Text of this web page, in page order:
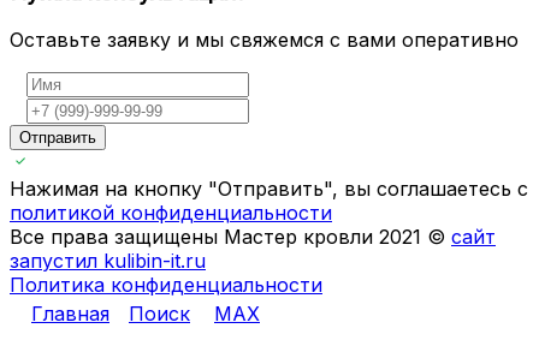
Оставьте заявку и мы свяжемся с вами оперативно
Отправить
Нажимая на кнопку "Отправить", вы соглашаетесь с
политикой конфиденциальности
Все права защищены Мастер кровли 2021 © сайт
запустил kulibin-it.ru
Политика конфиденциальности
Главная
Поиск MAX